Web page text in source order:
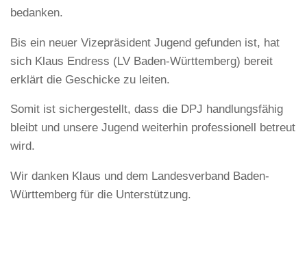
bedanken.
Bis ein neuer Vizepräsident Jugend gefunden ist, hat
sich Klaus Endress (LV Baden-Württemberg) bereit
erklärt die Geschicke zu leiten.
Somit ist sichergestellt, dass die DPJ handlungsfähig
bleibt und unsere Jugend weiterhin professionell betreut
wird.
Wir danken Klaus und dem Landesverband Baden-
Württemberg für die Unterstützung.